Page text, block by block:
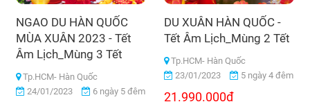
NGAO DU HÀN QUỐC
MÙA XUÂN 2023 - Tết
Âm Lịch_Mùng 3 Tết
Tp.HCM- Hàn Quốc
24/01/2023
6 ngày 5 đêm
DU XUÂN HÀN QUỐC -
Tết Âm Lịch_Mùng 2 Tết
Tp.HCM- Hàn Quốc
23/01/2023
5 ngày 4 đêm
21.990.000đ